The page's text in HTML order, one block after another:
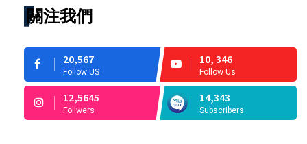
關注我們
20,567
Follow US
10, 346
Follow Us
12,5645
Follwers
14,343
Subscribers